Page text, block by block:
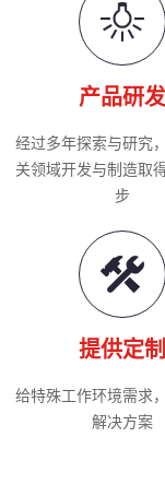
产品研发
经过多年探索与研究
关领域开发与制造取
步
提供定制
给特殊工作环境需求
解决方案